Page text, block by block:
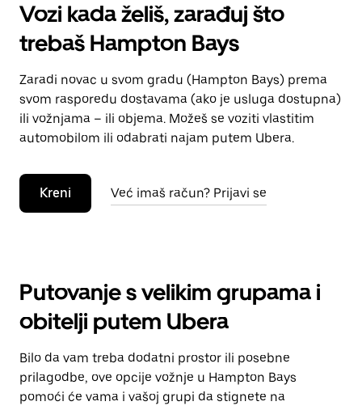
Vozi kada želiš, zarađuj što
trebaš Hampton Bays
Zaradi novac u svom gradu (Hampton Bays) prema
svom rasporedu dostavama (ako je usluga dostupna)
ili vožnjama – ili objema. Možeš se voziti vlastitim
automobilom ili odabrati najam putem Ubera.
Kreni Već imaš račun? Prijavi se
Putovanje s velikim grupama i
obitelji putem Ubera
Bilo da vam treba dodatni prostor ili posebne
prilagodbe, ove opcije vožnje u Hampton Bays
pomoći će vama i vašoj grupi da stignete na